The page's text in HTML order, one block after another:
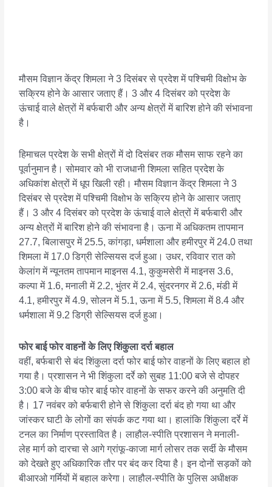
मौसम विज्ञान केंद्र शिमला ने 3 दिसंबर से प्रदेश में पश्चिमी विक्षोभ के
सक्रिय होने के आसार जताए हैं। 3 और 4 दिसंबर को प्रदेश के
ऊंचाई वाले क्षेत्रों में बर्फबारी और अन्य क्षेत्रों में बारिश होने की संभावना
है।
हिमाचल प्रदेश के सभी क्षेत्रों में दो दिसंबर तक मौसम साफ रहने का
पूर्वानुमान है। सोमवार को भी राजधानी शिमला सहित प्रदेश के
अधिकांश क्षेत्रों में धूप खिली रही। मौसम विज्ञान केंद्र शिमला ने 3
दिसंबर से प्रदेश में पश्चिमी विक्षोभ के सक्रिय होने के आसार जताए
हैं। 3 और 4 दिसंबर को प्रदेश के ऊंचाई वाले क्षेत्रों में बर्फबारी और
अन्य क्षेत्रों में बारिश होने की संभावना है। ऊना में अधिकतम तापमान
27.7, बिलासपुर में 25.5, कांगड़ा, धर्मशाला और हमीरपुर में 24.0 तथा
शिमला में 17.0 डिग्री सेल्सियस दर्ज हुआ। उधर, रविवार रात को
केलांग में न्यूनतम तापमान माइनस 4.1, कुकुमसेरी में माइनस 3.6,
कल्पा में 1.6, मनाली में 2.2, भुंतर में 2.4, सुंदरनगर में 2.6, मंडी में
4.1, हमीरपुर में 4.9, सोलन में 5.1, ऊना में 5.5, शिमला में 8.4 और
धर्मशाला में 9.2 डिग्री सेल्सियस दर्ज हुआ।
फोर बाई फोर वाहनों के लिए शिंकुला दर्रा बहाल
वहीं, बर्फबारी से बंद शिंकुला दर्रा फोर बाई फोर वाहनों के लिए बहाल हो
गया है। प्रशासन ने भी शिंकुला दर्रे को सुबह 11:00 बजे से दोपहर
3:00 बजे के बीच फोर बाई फोर वाहनों के सफर करने की अनुमति दी
है। 17 नवंबर को बर्फबारी होने से शिंकुला दर्रा बंद हो गया था और
जांस्कर घाटी के लोगों का संपर्क कट गया था। हालांकि शिंकुला दर्रे में
टनल का निर्माण प्रस्तावित है। लाहौल-स्पीति प्रशासन ने मनाली-
लेह मार्ग को दारचा से आगे ग्रांफू-काजा मार्ग लोसर तक सर्दी के मौसम
को देखते हुए अधिकारिक तौर पर बंद कर दिया है। इन दोनों सड़कों को
बीआरओ गर्मियों में बहाल करेगा। लाहौल-स्पीति के पुलिस अधीक्षक